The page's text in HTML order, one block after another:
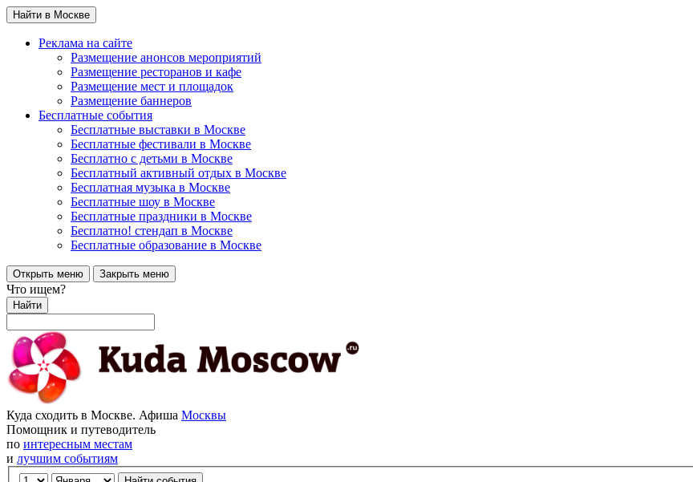
Найти в Москве
Реклама на сайте
Размещение анонсов мероприятий
Размещение ресторанов и кафе
Размещение мест и площадок
Размещение баннеров
Бесплатные события
Бесплатные выставки в Москве
Бесплатные фестивали в Москве
Бесплатно с детьми в Москве
Бесплатный активный отдых в Москве
Бесплатная музыка в Москве
Бесплатные шоу в Москве
Бесплатные праздники в Москве
Бесплатно! стендап в Москве
Бесплатные образование в Москве
Открыть меню Закрыть меню
Что ищем?
Найти
Куда сходить в Москве. Афиша Москвы
Помощник и путеводитель
по интересным местам
и лучшим событиям